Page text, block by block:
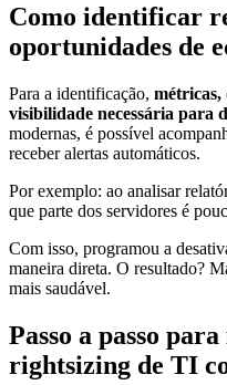
Como identificar
oportunidades de
Para a identificação, métricas,
visibilidade necessária para
modernas, é possível
receber alertas automáticos.
Por exemplo: ao analisar
que parte dos servidores é
Com isso, programou a
maneira direta. O resultado?
mais saudável.
Passo a passo
rightsizing de TI